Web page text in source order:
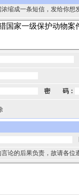
缩成一条短信，发给你想
密 码：
论的后果负责，故请各位